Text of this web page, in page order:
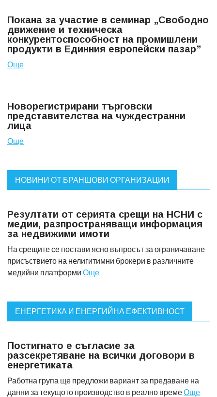
Покана за участие в семинар „Свободно
движение и техническа
конкурентоспособност на промишлени
продукти в Единния европейски пазар”
Още
Новорегистрирани търговски
представителства на чуждестранни
лица
Още
НОВИНИ ОТ БРАНШОВИ ОРГАНИЗАЦИИ
Резултати от серията срещи на НСНИ с
медии, разпространяващи информация
за недвижими имоти
На срещите се постави ясно въпросът за ограничаване
присъствието на нелигитимни брокери в различните
медийни платформи Още
ЕНЕРГЕТИКА И ЕНЕРГИЙНА ЕФЕКТИВНОСТ
Постигнато е съгласие за
разсекретяване на всички договори в
енергетиката
Работна група ще предложи вариант за предаване на
данни за текущото производство в реално времеОще